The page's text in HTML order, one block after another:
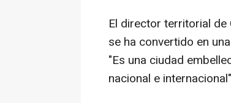
El director territorial de
se ha convertido en
"Es una ciudad
nacional e